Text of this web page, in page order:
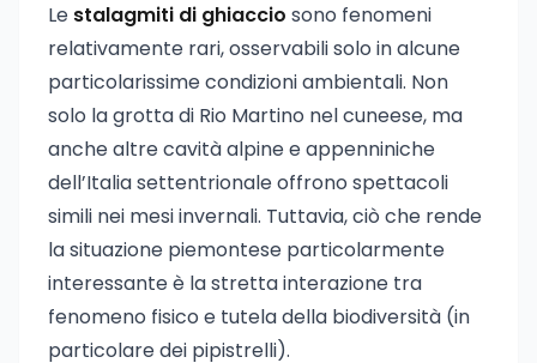
Le stalagmiti di ghiaccio sono fenomeni
relativamente rari, osservabili solo in alcune
particolarissime condizioni ambientali. Non
solo la grotta di Rio Martino nel cuneese, ma
anche altre cavità alpine e appenniniche
dell’Italia settentrionale offrono spettacoli
simili nei mesi invernali. Tuttavia, ciò che rende
la situazione piemontese particolarmente
interessante è la stretta interazione tra
fenomeno fisico e tutela della biodiversità (in
particolare dei pipistrelli).